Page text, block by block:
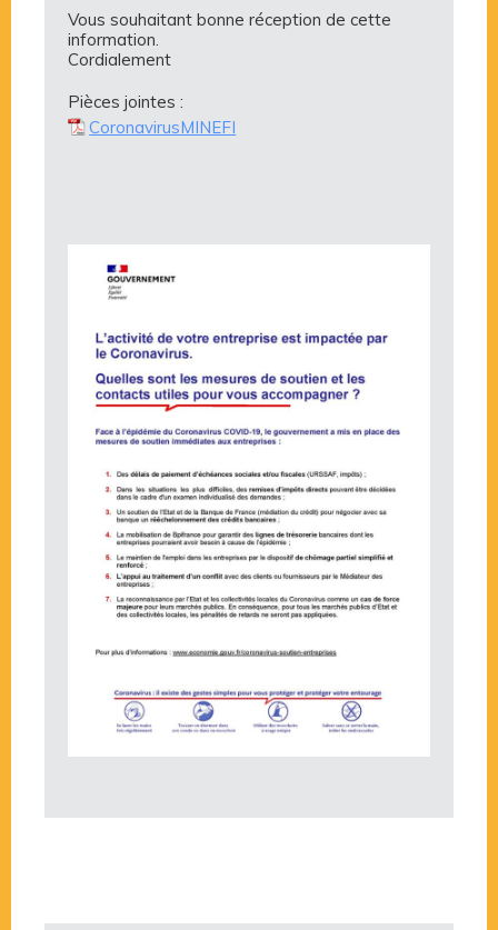
Vous souhaitant bonne réception de cette
information.
Cordialement
Pièces jointes :
CoronavirusMINEFI